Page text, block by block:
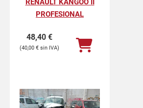
RENAULT KANGOO II
PROFESIONAL
48,40 €
40,00 €